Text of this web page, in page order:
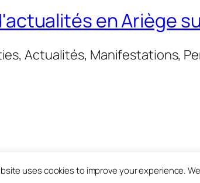
en Ariège
Actualités, Manifestations,
uses cookies to improve your experience.